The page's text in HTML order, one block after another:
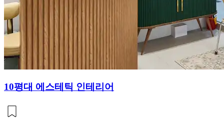
10평대 에스테틱 인테리어